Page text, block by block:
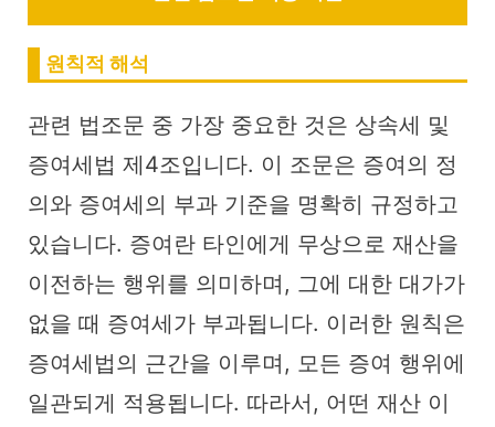
원칙적 해석
관련 법조문 중 가장 중요한 것은 상속세 및
증여세법 제4조입니다. 이 조문은 증여의 정
의와 증여세의 부과 기준을 명확히 규정하고
있습니다. 증여란 타인에게 무상으로 재산을
이전하는 행위를 의미하며, 그에 대한 대가가
없을 때 증여세가 부과됩니다. 이러한 원칙은
증여세법의 근간을 이루며, 모든 증여 행위에
일관되게 적용됩니다. 따라서, 어떤 재산 이